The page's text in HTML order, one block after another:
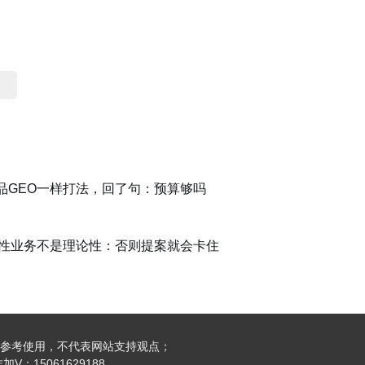
GEO一样打法，回了句：预算够吗
业务不是理论性：否则提案就会卡住
考使用，不代表网站支持观点；